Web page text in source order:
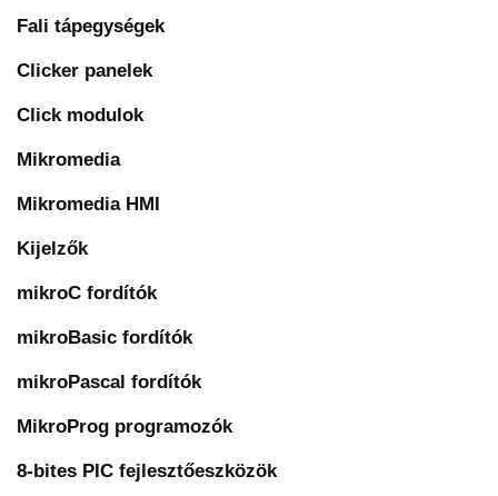
Fali tápegységek
Clicker panelek
Click modulok
Mikromedia
Mikromedia HMI
Kijelzők
mikroC fordítók
mikroBasic fordítók
mikroPascal fordítók
MikroProg programozók
8-bites PIC fejlesztőeszközök